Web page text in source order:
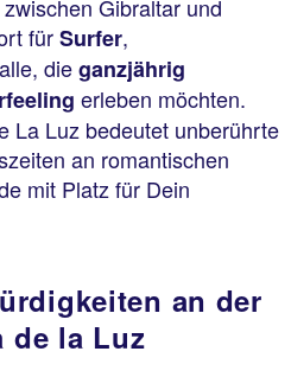
Gibraltar und
fürSurfer,
dieganzjährig
erleben möchten.
La Luz bedeutet unberührte
an romantischen
mit Platz für Dein
an der
de la Luz